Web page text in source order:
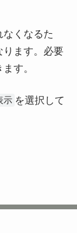
くなるた
ります。必要
す。
示 を選択して